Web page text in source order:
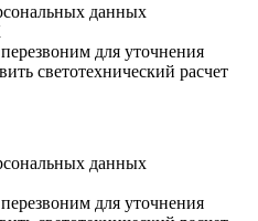
данных
для уточнения
светотехнический расчет
данных
для уточнения